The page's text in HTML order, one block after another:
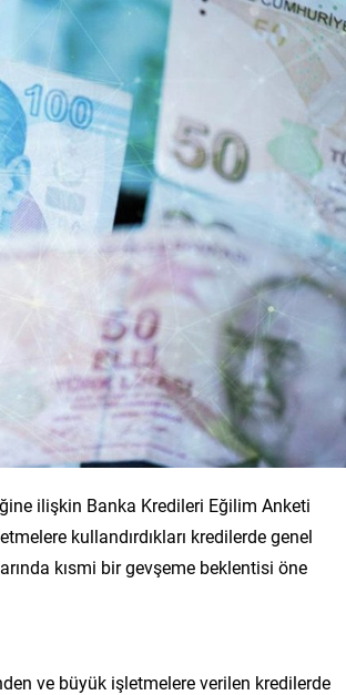
ilişkin Banka Kredileri Eğilim Anketi
kullandırdıkları kredilerde genel
kısmi bir gevşeme beklentisi öne
ve büyük işletmelere verilen kredilerde